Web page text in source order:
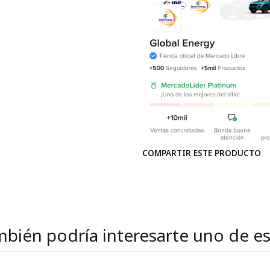
COMPARTIR ESTE PRODUCTO
podría interesarte uno de